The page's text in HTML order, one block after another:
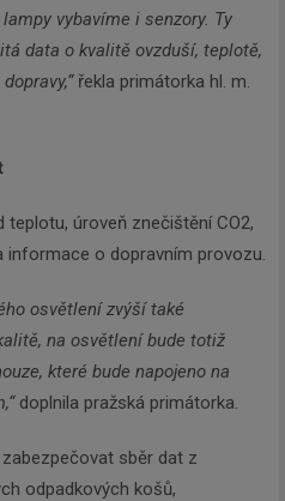
vybavíme i senzory. Ty
data o kvalitě ovzduší, teplotě,
řekla primátorka hl. m.
úroveň znečištění CO2,
informace o dopravním provozu.
osvětlení zvýší také
na osvětlení bude totiž
které bude napojeno na
doplnila pražská primátorka.
sběr dat z
odpadkových košů,